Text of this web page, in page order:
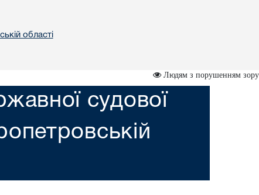
областi
Людям з порушенням зору
судової